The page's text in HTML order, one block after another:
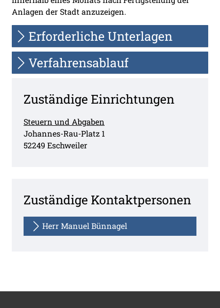
Anlagen der Stadt anzuzeigen.
Erforderliche Unterlagen
Verfahrensablauf
Zuständige Einrichtungen
Steuern und Abgaben
Straße:
Johannes-Rau-Platz Hausnummer:
1
PLZ:
52249 Ort:
Eschweiler
Zuständige Kontaktpersonen
Herr Manuel Bünnagel